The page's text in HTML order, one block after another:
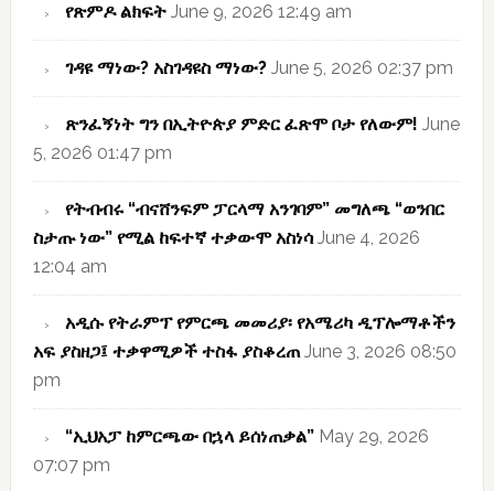
የጽምዶ ልክፍት June 9, 2026 12:49 am
ገዳዩ ማነው? አስገዳዩስ ማነው? June 5, 2026 02:37 pm
ጽንፈኝነት ግን በኢትዮጵያ ምድር ፈጽሞ ቦታ የለውም! June
5, 2026 01:47 pm
የትብብሩ “ብናሸንፍም ፓርላማ አንገባም” መግለጫ “ወንበር
ስታጡ ነው” የሚል ከፍተኛ ተቃውሞ አስነሳ June 4, 2026
12:04 am
አዲሱ የትራምፕ የምርጫ መመሪያ፡ የአሜሪካ ዲፕሎማቶችን
አፍ ያስዘጋ፤ ተቃዋሚዎች ተስፋ ያስቆረጠ June 3, 2026 08:50
pm
“ኢህአፓ ከምርጫው በኋላ ይሰነጠቃል” May 29, 2026
07:07 pm